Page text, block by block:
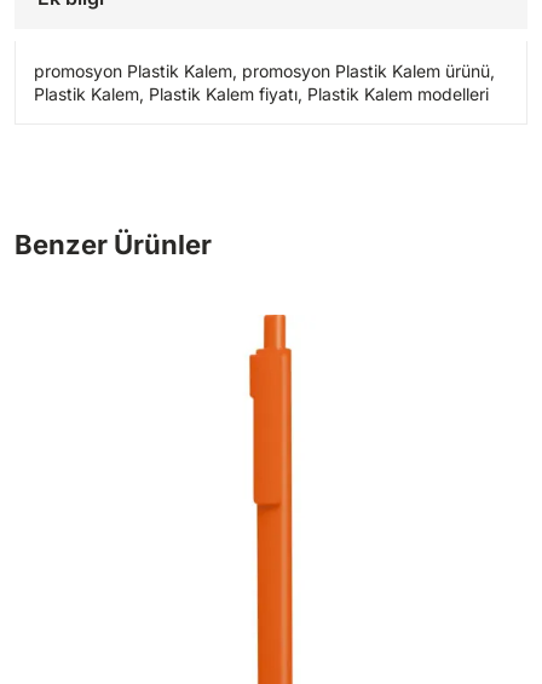
promosyon Plastik Kalem, promosyon Plastik Kalem ürünü,
Plastik Kalem, Plastik Kalem fiyatı, Plastik Kalem modelleri